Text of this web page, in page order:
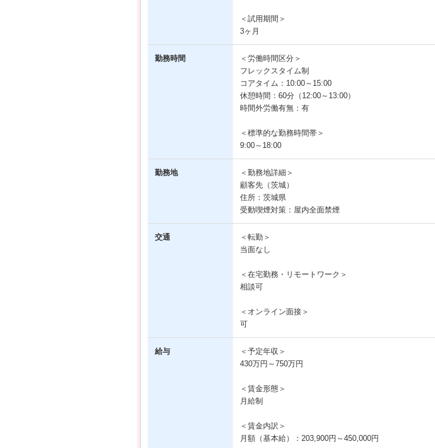
＜試用期間＞
3ヶ月
勤務時間
＜労働時間区分＞
フレックスタイム制
コアタイム：10:00～15:00
休憩時間：60分（12:00～13:00）
時間外労働有無：有
＜標準的な勤務時間帯＞
9:00～18:00
勤務地
＜勤務地詳細＞
顧客先（茨城）
住所：茨城県
受動喫煙対策：屋内全面禁煙
交通
＜転勤＞
当面なし
＜在宅勤務・リモートワーク＞
相談可
＜オンライン面接＞
可
給与
＜予定年収＞
430万円～750万円
＜賃金形態＞
月給制
＜賃金内訳＞
月額（基本給）：203,900円～450,000円